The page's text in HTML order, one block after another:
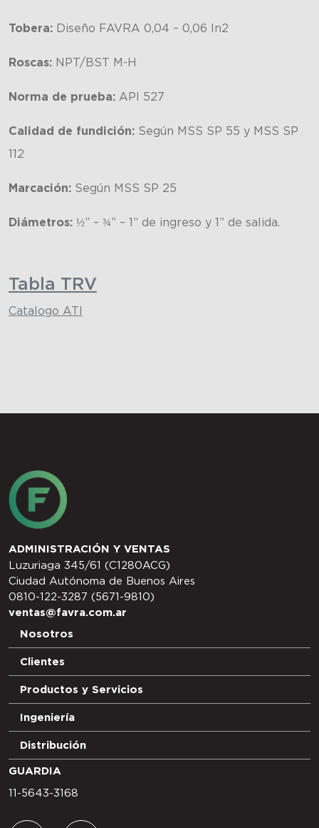
Tobera: Diseño FAVRA 0,04 – 0,06 In2
Roscas: NPT/BST M-H
Norma de prueba: API 527
Calidad de fundición: Según MSS SP 55 y MSS SP
112
Marcación: Según MSS SP 25
Diámetros: ½” – ¾” – 1” de ingreso y 1” de salida.
Tabla TRV
Catalogo ATI
ADMINISTRACIÓN Y VENTAS
Luzuriaga 345/61 (C1280ACG)
Ciudad Autónoma de Buenos Aires
0810-122-3287 (5671-9810)
ventas@favra.com.ar
Nosotros
Clientes
Productos y Servicios
Ingeniería
Distribución
GUARDIA
11-5643-3168